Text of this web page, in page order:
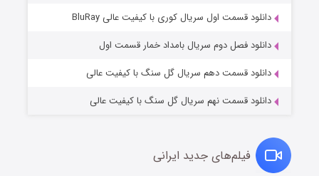
قسمت۲ (زیرنویس) منتشر شد
دانلود قسمت اول سریال کوری با کیفیت عالی BluRay
دانلود فصل دوم سریال بامداد خمار قسمت اول
دانلود قسمت دهم سریال گل سنگ با کیفیت عالی
دانلود قسمت نهم سریال گل سنگ با کیفیت عالی
فیلم‌های جدید ایرانی